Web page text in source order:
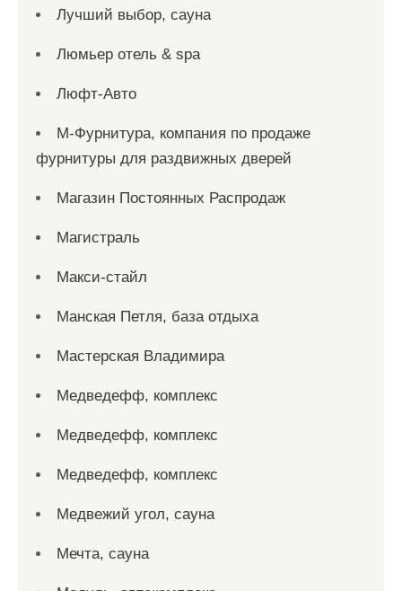
Лучший выбор, сауна
Люмьер отель & spa
Люфт-Авто
М-Фурнитура, компания по продаже
фурнитуры для раздвижных дверей
Магазин Постоянных Распродаж
Магистраль
Макси-стайл
Манская Петля, база отдыха
Мастерская Владимира
Медведефф, комплекс
Медведефф, комплекс
Медведефф, комплекс
Медвежий угол, сауна
Мечта, сауна